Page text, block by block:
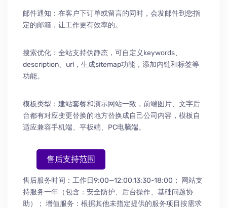
邮件通知：在客户下订单或留言的同时，会发邮件到您指
定的邮箱，让工作更有效率的。
搜索优化：全站支持伪静态，可自定义keywords、
description、url，生成sitemap功能，添加内链和标签等
功能。
模板类型：建站套餐和演示网站一致，前端图片、文字后
台都有对应变更替换的地方替换成自己公司内容，模板自
适应兼容手机端、平板端、PC电脑端。
售后支持范围
售后服务时间：工作日9:00—12:00,13:30-18:00；
网站支
持服务一年（包含：安全防护、 后台操作、 基础问题协
助）
； 增值服务：根据其他未指定提供的服务项目按需求